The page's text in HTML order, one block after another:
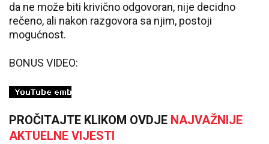
da ne može biti krivično odgovoran, nije decidno
rečeno, ali nakon razgovora sa njim, postoji
mogućnost.
BONUS VIDEO:
PROČITAJTE KLIKOM OVDJE NAJVAŽNIJE
AKTUELNE VIJESTI